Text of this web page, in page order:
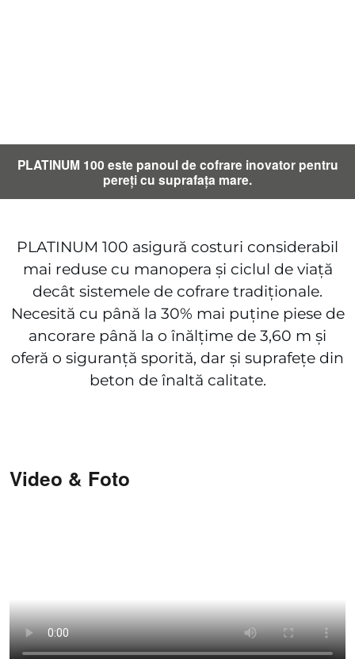
PLATINUM 100 este panoul de cofrare inovator pentru
pereți cu suprafața mare.
PLATINUM 100 asigură costuri considerabil
mai reduse cu manopera și ciclul de viață
decât sistemele de cofrare tradiționale.
Necesită cu până la 30% mai puține piese de
ancorare până la o înălțime de 3,60 m și
oferă o siguranță sporită, dar și suprafețe din
beton de înaltă calitate.
Video & Foto